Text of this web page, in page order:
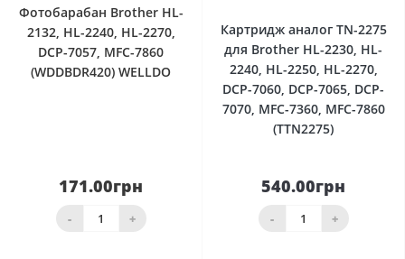
Фотобарабан Brother HL-
2132, HL-2240, HL-2270,
DCP-7057, MFC-7860
(WDDBDR420) WELLDO
171.00грн
- +
Картридж аналог TN-2275
для Brother HL-2230, HL-
2240, HL-2250, HL-2270,
DCP-7060, DCP-7065, DCP-
7070, MFC-7360, MFC-7860
(TTN2275)
540.00грн
- +